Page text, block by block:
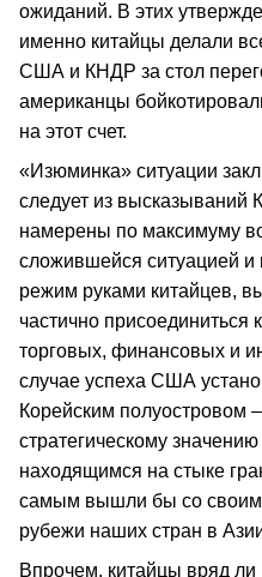
ожиданий. В этих
именно китайцы делали
США и КНДР за стол
американцы
на этот счет.
«Изюминка» ситуации
следует из высказываний
намерены по максимуму
сложившейся ситуацией и
режим руками китайцев,
частично присоединиться
торговых, финансовых и
случае успеха США
Корейским полуостровом
стратегическому
находящимся на стыке
самым вышли бы со
рубежи наших стран в
Впрочем, китайцы вряд